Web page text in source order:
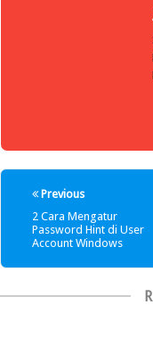
Previous
2 Cara Mengatur
Password Hint di User
Account Windows